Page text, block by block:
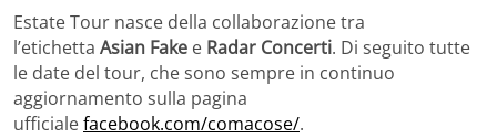
Estate Tour nasce della collaborazione tra
l’etichetta Asian Fake e Radar Concerti. Di seguito tutte
le date del tour, che sono sempre in continuo
aggiornamento sulla pagina
ufficialefacebook.com/comacose/.